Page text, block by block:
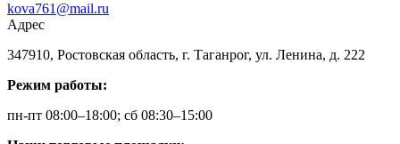
kova761@mail.ru
Адрес
347910, Ростовская область, г. Таганрог, ул. Ленина, д. 222
Режим работы:
пн-пт 08:00–18:00; сб 08:30–15:00